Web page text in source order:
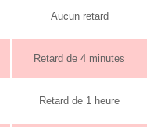
Aucun retard
Retard de 4 minutes
Retard de 1 heure